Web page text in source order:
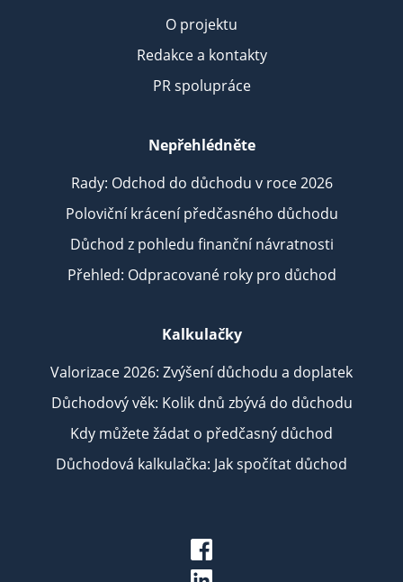
O projektu
Redakce a kontakty
PR spolupráce
Nepřehlédněte
Rady: Odchod do důchodu v roce 2026
Poloviční krácení předčasného důchodu
Důchod z pohledu finanční návratnosti
Přehled: Odpracované roky pro důchod
Kalkulačky
Valorizace 2026: Zvýšení důchodu a doplatek
Důchodový věk: Kolik dnů zbývá do důchodu
Kdy můžete žádat o předčasný důchod
Důchodová kalkulačka: Jak spočítat důchod